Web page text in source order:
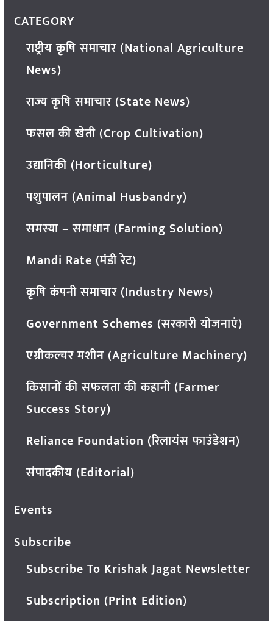
CATEGORY
राष्ट्रीय कृषि समाचार (National Agriculture
News)
राज्य कृषि समाचार (State News)
फसल की खेती (Crop Cultivation)
उद्यानिकी (Horticulture)
पशुपालन (Animal Husbandry)
समस्या – समाधान (Farming Solution)
Mandi Rate (मंडी रेट)
कृषि कंपनी समाचार (Industry News)
Government Schemes (सरकारी योजनाएं)
एग्रीकल्चर मशीन (Agriculture Machinery)
किसानों की सफलता की कहानी (Farmer
Success Story)
Reliance Foundation (रिलायंस फाउंडेशन)
संपादकीय (Editorial)
Events
Subscribe
Subscribe To Krishak Jagat Newsletter
Subscription (Print Edition)